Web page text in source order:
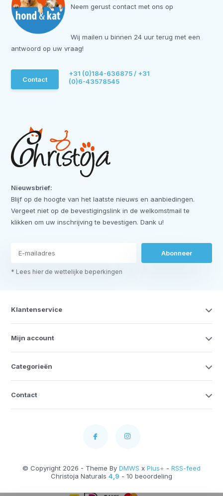
Neem gerust contact met ons op
Wij mailen u binnen 24 uur terug met een
antwoord op uw vraag!
Contact
+31 (0)184-636875 / +31
(0)6-43578545
Nieuwsbrief:
Blijf op de hoogte van het laatste nieuws en aanbiedingen.
Vergeet niet op de bevestigingslink in de welkomstmail te
klikken om uw inschrijving te bevestigen. Dank u!
Abonneer
* Lees hier de wettelijke beperkingen
Klantenservice
Mijn account
Categorieën
Contact
© Copyright 2026 - Theme By DMWS x Plus+ - RSS-feed
Christoja Naturals 4,9 - 10 beoordeling